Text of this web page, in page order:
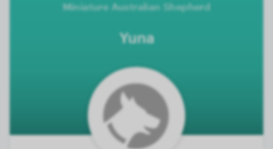
Miniature Australian Shepherd
Yuna